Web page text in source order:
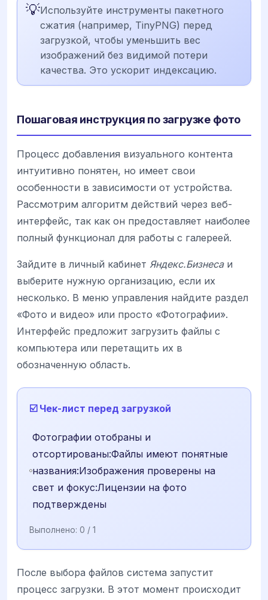
💡Используйте инструменты пакетного
сжатия (например, TinyPNG) перед
загрузкой, чтобы уменьшить вес
изображений без видимой потери
качества. Это ускорит индексацию.
Пошаговая инструкция по загрузке фото
Процесс добавления визуального контента
интуитивно понятен, но имеет свои
особенности в зависимости от устройства.
Рассмотрим алгоритм действий через веб-
интерфейс, так как он предоставляет наиболее
полный функционал для работы с галереей.
Зайдите в личный кабинет Яндекс.Бизнесаи
выберите нужную организацию, если их
несколько. В меню управления найдите раздел
«Фото и видео» или просто «Фотографии».
Интерфейс предложит загрузить файлы с
компьютера или перетащить их в
обозначенную область.
☑️ Чек-лист перед загрузкой
Фотографии отобраны и
отсортированы:Файлы имеют понятные
названия:Изображения проверены на
свет и фокус:Лицензии на фото
подтверждены
Выполнено: 0 / 1
После выбора файлов система запустит
процесс загрузки. В этот момент происходит